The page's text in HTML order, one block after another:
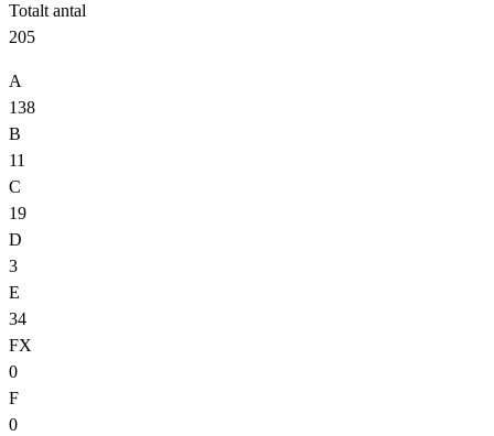
Totalt antal
205
A
138
B
11
C
19
D
3
E
34
FX
0
F
0